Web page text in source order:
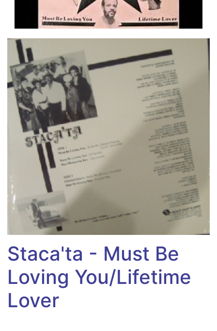
Staca'ta - Must Be
Loving You/Lifetime
Lover